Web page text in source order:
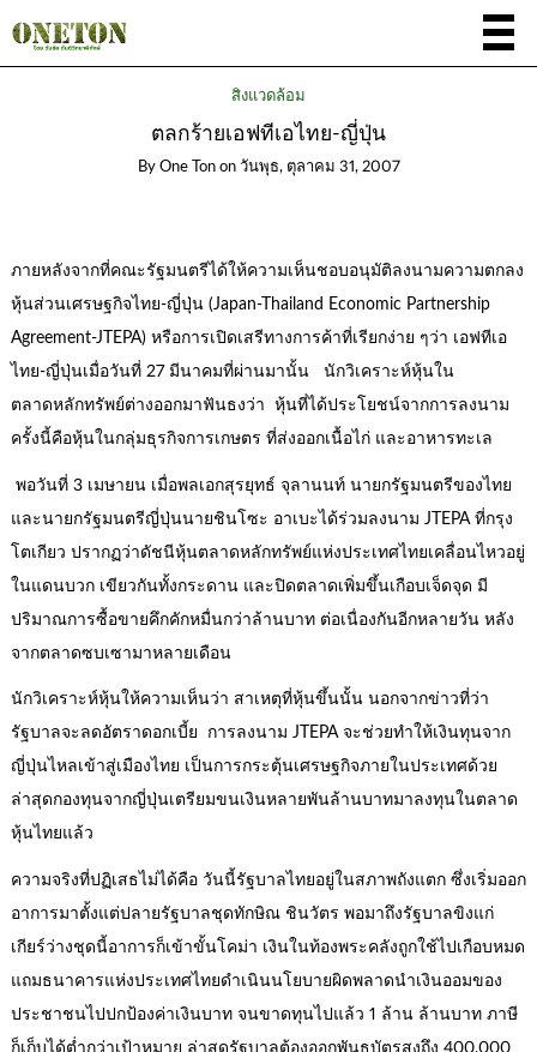
สิ่งแวดล้อม
ตลกร้ายเอฟทีเอไทย-ญี่ปุ่น
By One Ton on วันพุธ, ตุลาคม 31, 2007
ภายหลังจากที่คณะรัฐมนตรีได้ให้ความเห็นชอบอนุมัติลงนามความตกลง
หุ้นส่วนเศรษฐกิจไทย-ญี่ปุ่น (Japan-Thailand Economic Partnership
Agreement-JTEPA) หรือการเปิดเสรีทางการค้าที่เรียกง่าย ๆว่า เอฟทีเอ
ไทย-ญี่ปุ่นเมื่อวันที่ 27 มีนาคมที่ผ่านมานั้น นักวิเคราะห์หุ้นใน
ตลาดหลักทรัพย์ต่างออกมาฟันธงว่า หุ้นที่ได้ประโยชน์จากการลงนาม
ครั้งนี้คือหุ้นในกลุ่มธุรกิจการเกษตร ที่ส่งออกเนื้อไก่ และอาหารทะเล
พอวันที่ 3 เมษายน เมื่อพลเอกสุรยุทธ์ จุลานนท์ นายกรัฐมนตรีของไทย
และนายกรัฐมนตรีญี่ปุ่นนายชินโซะ อาเบะได้ร่วมลงนาม JTEPA ที่กรุง
โตเกียว ปรากฏว่าดัชนีหุ้นตลาดหลักทรัพย์แห่งประเทศไทยเคลื่อนไหวอยู่
ในแดนบวก เขียวกันทั้งกระดาน และปิดตลาดเพิ่มขึ้นเกือบเจ็ดจุด มี
ปริมาณการซื้อขายคึกคักหมื่นกว่าล้านบาท ต่อเนื่องกันอีกหลายวัน หลัง
จากตลาดซบเซามาหลายเดือน
นักวิเคราะห์หุ้นให้ความเห็นว่า สาเหตุที่หุ้นขึ้นนั้น นอกจากข่าวที่ว่า
รัฐบาลจะลดอัตราดอกเบี้ย การลงนาม JTEPA จะช่วยทำให้เงินทุนจาก
ญี่ปุ่นไหลเข้าสู่เมืองไทย เป็นการกระตุ้นเศรษฐกิจภายในประเทศด้วย
ล่าสุดกองทุนจากญี่ปุ่นเตรียมขนเงินหลายพันล้านบาทมาลงทุนในตลาด
หุ้นไทยแล้ว
ความจริงที่ปฏิเสธไม่ได้คือ วันนี้รัฐบาลไทยอยู่ในสภาพถังแตก ซึ่งเริ่มออก
อาการมาตั้งแต่ปลายรัฐบาลชุดทักษิณ ชินวัตร พอมาถึงรัฐบาลขิงแก่
เกียร์ว่างชุดนี้อาการก็เข้าขั้นโคม่า เงินในท้องพระคลังถูกใช้ไปเกือบหมด
แถมธนาคารแห่งประเทศไทยดำเนินนโยบายผิดพลาดนำเงินออมของ
ประชาชนไปปกป้องค่าเงินบาท จนขาดทุนไปแล้ว 1 ล้าน ล้านบาท ภาษี
ก็เก็บได้ต่ำกว่าเป้าหมาย ล่าสุดรัฐบาลต้องออกพันธบัตรสูงถึง 400,000